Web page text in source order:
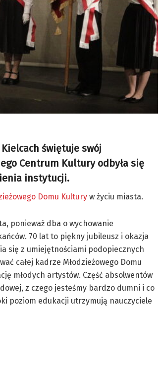
świętuje swój
Centrum Kultury odbyła się
instytucji.
Domu Kultury w życiu miasta.
ponieważ dba o wychowanie
70 lat to piękny jubileusz i okazja
się z umiejętnościami podopiecznych
całej kadrze Młodzieżowego Domu
młodych artystów. Część absolwentów
z czego jesteśmy bardzo dumni i co
poziom edukacji utrzymują nauczyciele